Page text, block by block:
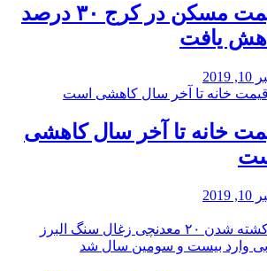
️قیمت مسکن در کرج ۳۰ درصد
یافت
خانه تا آخر سال کاهشی